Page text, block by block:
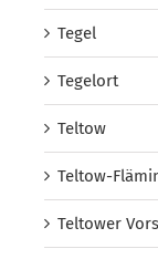
Tegel
Tegelort
Teltow
Teltow-
Teltower